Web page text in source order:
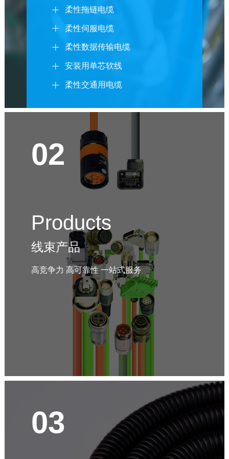
 柔性拖链电缆
 柔性伺服电缆
 柔性数据传输电缆
 安装用单芯软线
 柔性交通用电缆
02
Products
线束产品
高竞争力 高可靠性 一站式服务
03